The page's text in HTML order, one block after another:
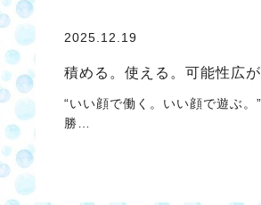
2025.12.19
積める。使える。可能性広
“いい顔で働く。いい顔で遊ぶ
勝…